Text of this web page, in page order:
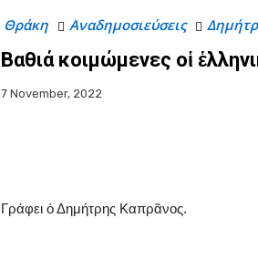
Θράκη Αναδημοσιεύσεις
Βαθιά κοιμώμενες οἱ
7 November, 2022
Γράφει ὁ Δημήτρης Καπρᾶνος.